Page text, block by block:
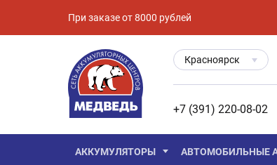
При заказе от 8000 рублей
Красноярск
+7 (391) 220-08-02
АККУМУЛЯТОРЫ АВТОМОБИЛЬНЫЕ